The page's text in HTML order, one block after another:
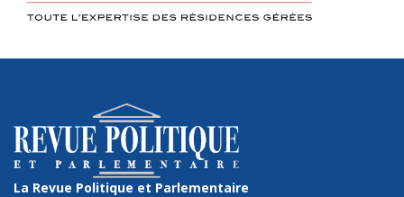
La Revue Politique et Parlementaire